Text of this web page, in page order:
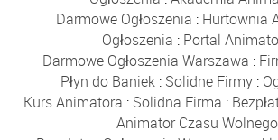
Darmowe Ogłoszenia : Hurtownia
Ogłoszenia : Portal
Darmowe Ogłoszenia Warszawa :
Płyn do Baniek: Solidne Firmy:
Kurs Animatora : Solidna Firma :
Animator Czasu Wolnego